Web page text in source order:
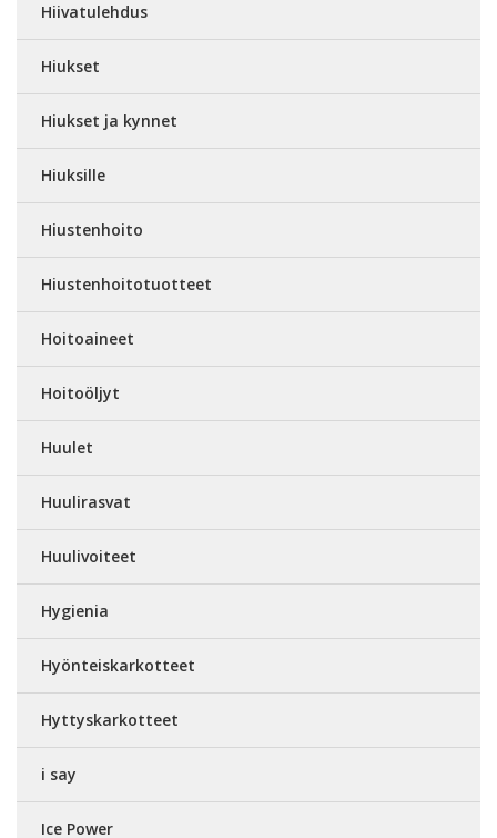
Hiivatulehdus
Hiukset
Hiukset ja kynnet
Hiuksille
Hiustenhoito
Hiustenhoitotuotteet
Hoitoaineet
Hoitoöljyt
Huulet
Huulirasvat
Huulivoiteet
Hygienia
Hyönteiskarkotteet
Hyttyskarkotteet
i say
Ice Power